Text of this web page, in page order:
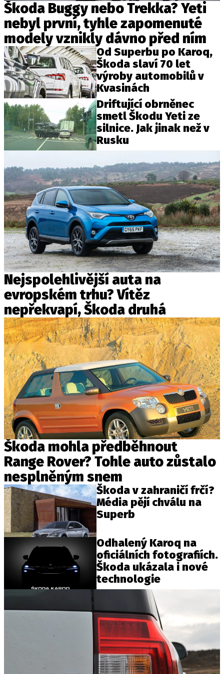
Provozovatelem serveru autoroad.cz je
INCORP MEDIA GROUP s.r.o., IČ: 118 23 054
Škoda Buggy nebo Trekka? Yeti
nebyl první, tyhle zapomenuté
modely vznikly dávno před ním
Od Superbu po Karoq,
Škoda slaví 70 let
výroby automobilů v
Kvasinách
Driftující obrněnec
smetl Škodu Yeti ze
silnice. Jak jinak než v
Rusku
Nejspolehlivější auta na
evropském trhu? Vítěz
nepřekvapí, Škoda druhá
Škoda mohla předběhnout
Range Rover? Tohle auto zůstalo
nesplněným snem
Škoda v zahraničí frčí?
Média pějí chválu na
Superb
Odhalený Karoq na
oficiálních fotografiích.
Škoda ukázala i nové
technologie